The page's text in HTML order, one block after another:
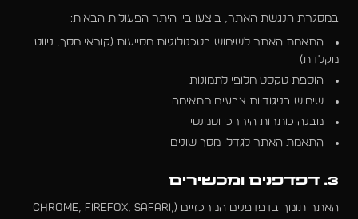
במסגרת הנגשת האתר, בוצעו בין היתר הפעולות הבאות:
התאמת האתר לשימוש בטכנולוגיות מסייעות (קוראי מסך, ניווט
מקלדת)
הוספת טקסט חלופי לתמונות
שימוש בניגודיות צבעים מתאימה
מבנה כותרות היררכי וסמנטי
התאמת האתר לגדלי מסך שונים
3. דפדפנים ומכשירים
האתר תומך בדפדפנים המרכזיים (Chrome, Firefox, Safari,